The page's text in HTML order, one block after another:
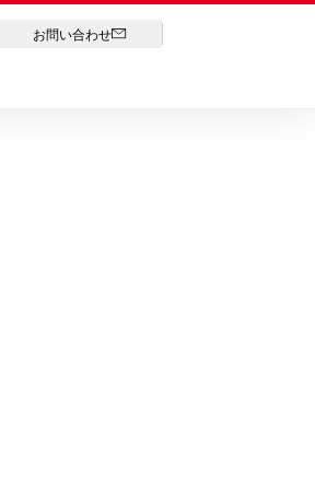
お問い合わせ